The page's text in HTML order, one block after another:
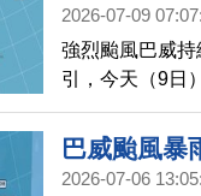
2026-07-09
強烈颱風巴威
引，今天（9日
部到北部近海
巴威颱風暴
2026-07-06